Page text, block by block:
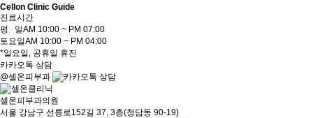
Cellon Clinic Guide
진료시간
평 일AM 10:00 ~ PM 07:00
토요일AM 10:00 ~ PM 04:00
*일요일, 공휴일 휴진
카카오톡 상담
@셀온피부과
셀온피부과의원
서울 강남구 선릉로152길 37, 3층(청담동 90-19)